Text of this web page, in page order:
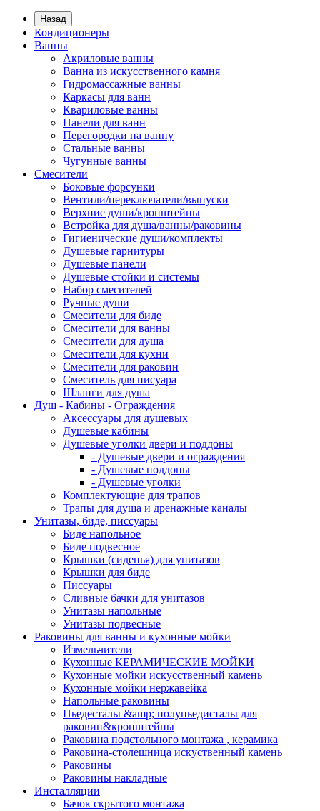
Назад
Кондиционеры
Ванны
Акриловые ванны
Ванна из искусственного камня
Гидромассажные ванны
Каркасы для ванн
Квариловые ванны
Панели для ванн
Перегородки на ванну
Стальные ванны
Чугунные ванны
Смесители
Боковые форсунки
Вентили/переключатели/выпуски
Верхние души/кронштейны
Встройка для душа/ванны/раковины
Гигиенические души/комплекты
Душевые гарнитуры
Душевые панели
Душевые стойки и системы
Набор смесителей
Ручные души
Смесители для биде
Смесители для ванны
Смесители для душа
Смесители для кухни
Смесители для раковин
Смеситель для писуара
Шланги для душа
Душ - Кабины - Ограждения
Аксессуары для душевых
Душевые кабины
Душевые уголки двери и поддоны
- Душевые двери и ограждения
- Душевые поддоны
- Душевые уголки
Комплектующие для трапов
Трапы для душа и дренажные каналы
Унитазы, биде, писсуары
Биде напольное
Биде подвесное
Крышки (сиденья) для унитазов
Крышки для биде
Писсуары
Сливные бачки для унитазов
Унитазы напольные
Унитазы подвесные
Раковины для ванны и кухонные мойки
Измельчители
Кухонные КЕРАМИЧЕСКИЕ МОЙКИ
Кухонные мойки искусственный камень
Кухонные мойки нержавейка
Напольные раковины
Пьедесталы &amp; полупьедисталы для
раковин&кронштейны
Раковина подстольного монтажа , керамика
Раковина-столешница искуственный камень
Раковины
Раковины накладные
Инсталляции
Бачок скрытого монтажа